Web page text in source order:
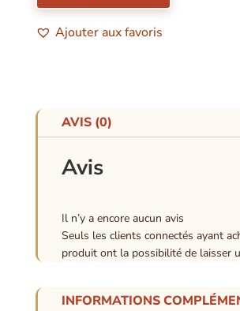
Ajouter aux favoris
AVIS (0)
Avis
Il n’y a encore aucun avis
Seuls les clients connectés ayant
produit ont la possibilité de laisser
INFORMATIONS